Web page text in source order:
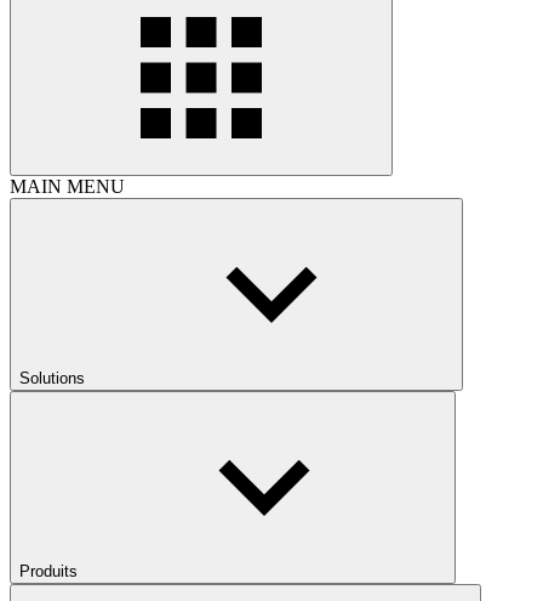
MAIN MENU
Solutions
Produits